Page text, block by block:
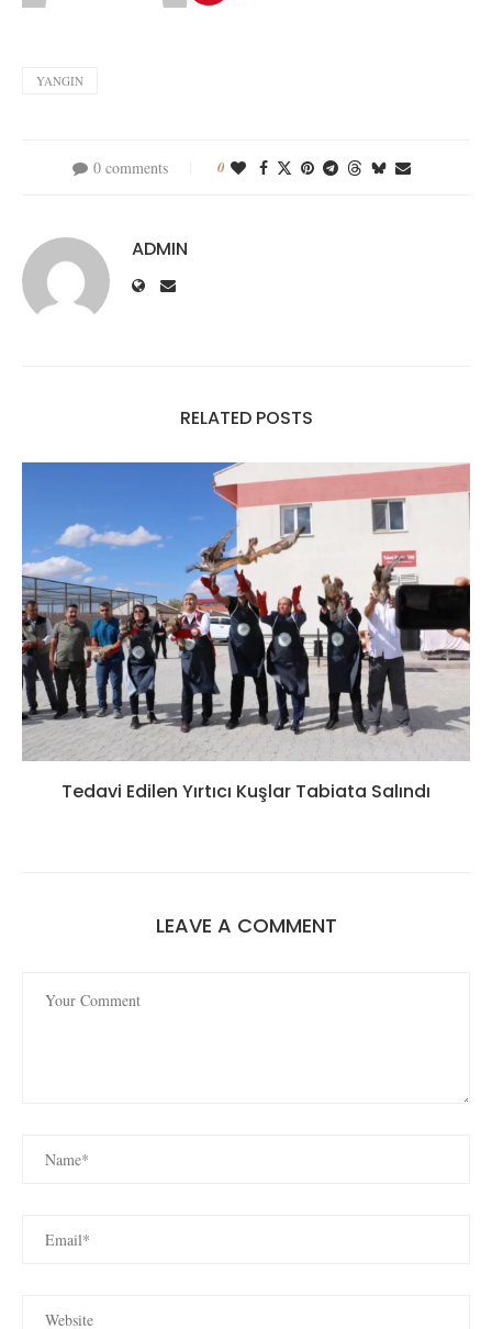
YANGIN
0 comments 0
ADMIN
RELATED POSTS
Tedavi Edilen Yırtıcı Kuşlar Tabiata Salındı
LEAVE A COMMENT